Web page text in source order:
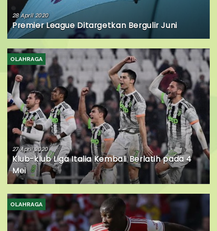
28 April 2020
Premier League Ditargetkan Bergulir Juni
OLAHRAGA
27 April 2020
Klub-klub Liga Italia Kembali Berlatih pada 4
Mei
OLAHRAGA